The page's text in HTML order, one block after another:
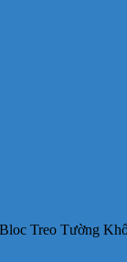
Treo Tường